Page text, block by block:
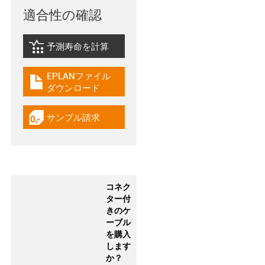
適合性の確認
igus-icon-lebensdauerrechner
予測寿命を計算
igus-icon-download-plan
EPLANファイル
ダウンロード
igus-icon-gratismuster
サンプル請求
コネク
ター付
きのケ
ーブル
を購入
します
か？